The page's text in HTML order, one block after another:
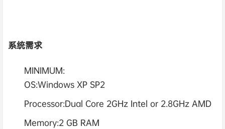
系统需求
MINIMUM:
OS:Windows XP SP2
Processor:Dual Core 2GHz Intel or 2.8GHz AMD
Memory:2 GB RAM